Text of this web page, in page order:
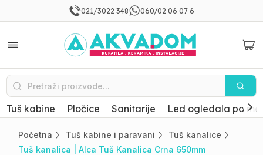
021/3022 348 060/02 06 07 6
Tuš kabine Pločice Sanitarije Led ogledala po
Početna Tuš kabine i paravani
Tuš kanalice
Tuš kanalica | Alca Tuš Kanalica Crna 650mm